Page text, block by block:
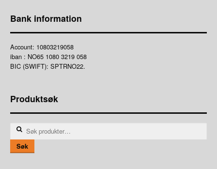
Bank information
Account: 10803219058
iban : NO65 1080 3219 058
BIC (SWIFT): SPTRNO22.
Produktsøk
Søk
Søk